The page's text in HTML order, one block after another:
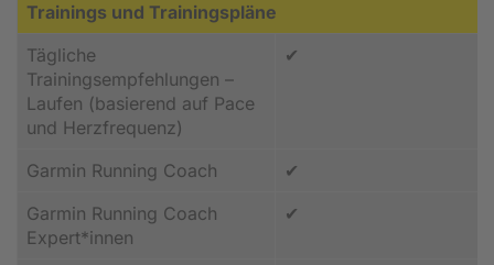
Trainings und Trainingspläne
Tägliche
Trainingsempfehlungen –
Laufen (basierend auf Pace
und Herzfrequenz)
✔
Garmin Running Coach
✔
Garmin Running Coach
Expert*innen
✔